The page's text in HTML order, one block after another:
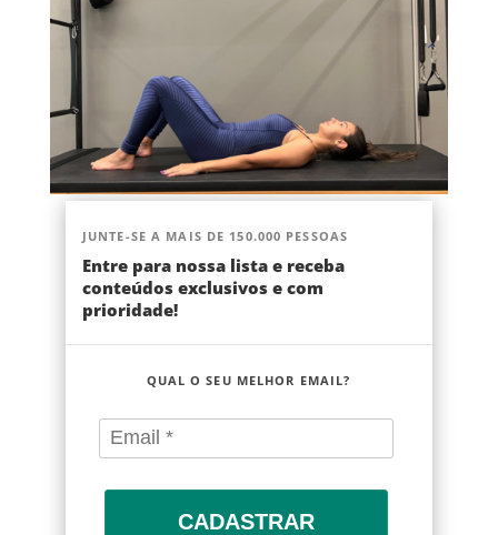
JUNTE-SE A MAIS DE 150.000 PESSOAS
Entre para nossa lista e receba
conteúdos exclusivos e com
prioridade!
QUAL O SEU MELHOR EMAIL?
CADASTRAR